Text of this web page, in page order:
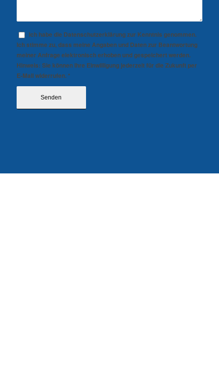
Ich habe die Datenschutzerklärung zur Kenntnis genommen.
Ich stimme zu, dass meine Angaben und Daten zur Beantwortung
meiner Anfrage elektronisch erhoben und gespeichert werden.
Hinweis: Sie können Ihre Einwilligung jederzeit für die Zukunft per
E-Mail widerrufen.*